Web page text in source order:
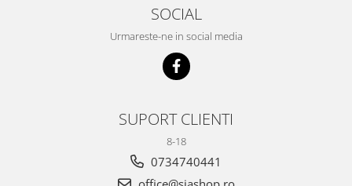
SOCIAL
Urmareste-ne in social media
SUPORT CLIENTI
8-18
0734740441